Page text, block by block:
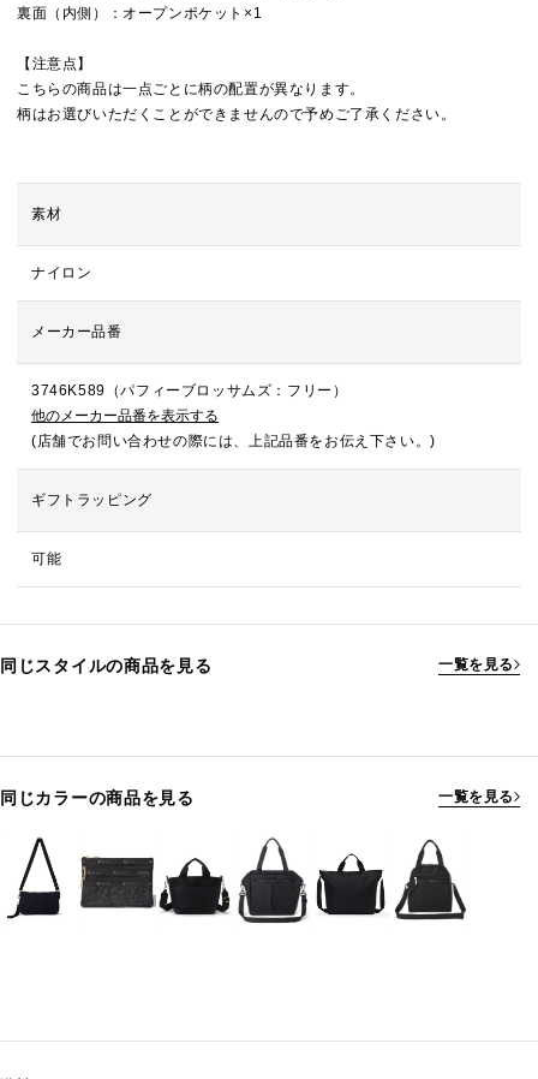
裏面（内側）：オープンポケット×1
【注意点】
こちらの商品は一点ごとに柄の配置が異なります。
柄はお選びいただくことができませんので予めご了承ください。
素材
ナイロン
メーカー品番
3746K589（パフィーブロッサムズ：フリー）
他のメーカー品番を表示する
(店舗でお問い合わせの際には、上記品番をお伝え下さい。)
ギフトラッピング
可能
同じスタイルの商品を見る 一覧を見る
同じカラーの商品を見る 一覧を見る